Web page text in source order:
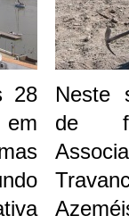
28
Neste
de